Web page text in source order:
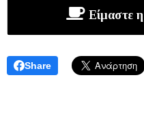
Είμαστε
Share